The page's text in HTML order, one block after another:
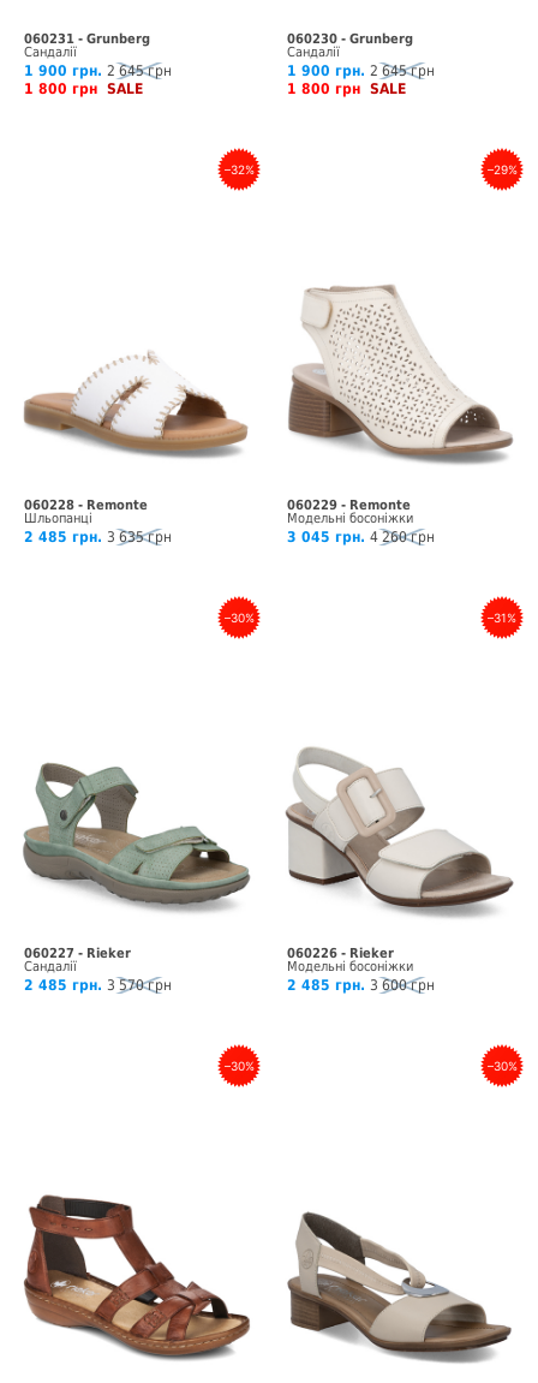
060231 - Grunberg
Сандалії
1 900 грн. 2 645 грн
1 800 грн SALE
060230 - Grunberg
Сандалії
1 900 грн. 2 645 грн
1 800 грн SALE
–32%
060228 - Remonte
Шльопанці
2 485 грн. 3 635 грн
–29%
060229 - Remonte
Модельні босоніжки
3 045 грн. 4 260 грн
–30%
060227 - Rieker
Сандалії
2 485 грн. 3 570 грн
–31%
060226 - Rieker
Модельні босоніжки
2 485 грн. 3 600 грн
–30% –30%